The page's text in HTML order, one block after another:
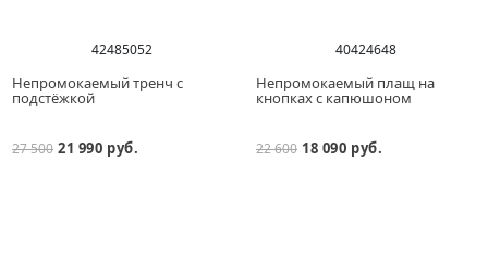
42485052
Непромокаемый тренч с
подстёжкой
27 500 21 990 руб.
40424648
Непромокаемый плащ на
кнопках с капюшоном
22 600 18 090 руб.